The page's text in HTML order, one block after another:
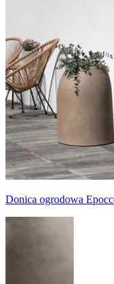
Donica ogrodowa